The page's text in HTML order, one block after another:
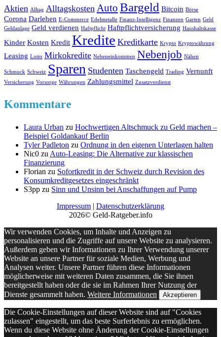
Aktien Alltag Alltagskosten Auto Bargeld Bitcoin Börse
Corona Darlehen E-Commerce Edelmetalle Finanz-Intelligenz Finanzen Garten Geld
Geldanlage Geld verdienen Haftpflicht Haftpflichtversicherung Haushaltskasse
Kinder Kosten Kredit Kredite Kreditkarte Krypto Kryptowährung
Leasing Lotto Mirkokredite Nebeneinkommen Nebenjob Nähen
Schmuck Schweiz Sparen Studenten Taschengeld Trading Vernunft
Versicherung Vorsorge Währungen Zahlungsmittel Zusatzverdienst
Kommentare
Laura Urban zu Hochwertigen Altschmuck zu Geld machen –
Beispiel Goldankauf Berlin
Tyler Padleton zu Ordnung in den eigenen Unterlagen halten
Nic0 zu Auto-Leasing: Die Alternative zur klassischen
Finanzierung
Florian zu Sofortkredit in der Schweiz durch Revision des
Konsumkreditgesetzes eingeschränkt
S3pp zu Sinn und Unsinn bei Anschaffungen auf Pump
Impressum | Datenschutzerklärung
2026© Geld-Ratgeber.info
Wir verwenden Cookies, um Inhalte und Anzeigen zu
personalisieren und die Zugriffe auf unsere Website zu analysieren.
Außerdem geben wir Informationen zu Ihrer Verwendung unserer
Website an unsere Partner für soziale Medien, Werbung und
Analysen weiter. Unsere Partner führen diese Informationen
möglicherweise mit weiteren Daten zusammen, die Sie ihnen
bereitgestellt haben oder die sie im Rahmen Ihrer Nutzung der
Dienste gesammelt haben. Weitere Informationen Akzeptieren
Die Cookie-Einstellungen auf dieser Website sind auf "Cookies
zulassen" eingestellt, um das beste Surferlebnis zu ermöglichen.
Wenn du diese Website ohne Änderung der Cookie-Einstellungen